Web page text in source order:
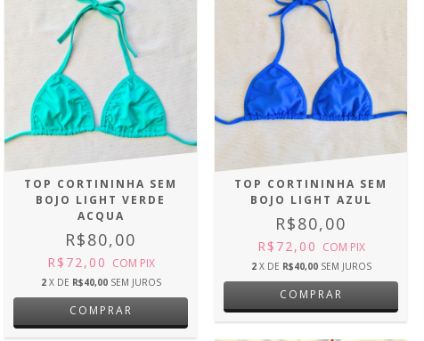
TOP CORTININHA SEM
BOJO LIGHT VERDE
ACQUA
R$80,00
R$72,00 COM PIX
2 X DE R$40,00 SEM JUROS
COMPRAR
TOP CORTININHA SEM
BOJO LIGHT AZUL
R$80,00
R$72,00 COM PIX
2 X DE R$40,00 SEM JUROS
COMPRAR